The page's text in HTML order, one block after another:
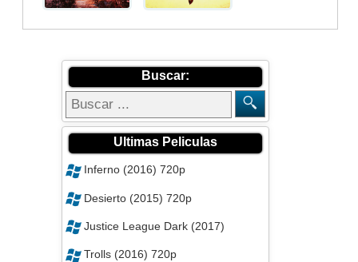
Buscar:
Ultimas Peliculas
Inferno (2016) 720p
Desierto (2015) 720p
Justice League Dark (2017)
Trolls (2016) 720p